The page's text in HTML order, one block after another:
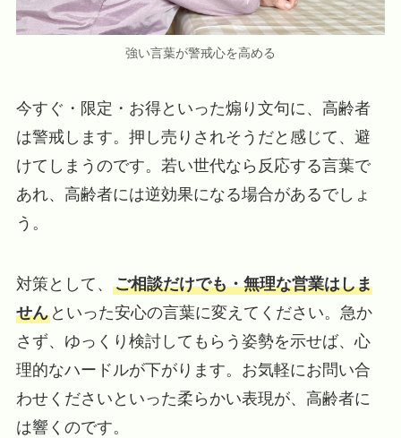
強い言葉が警戒心を高める
今すぐ・限定・お得といった煽り文句に、高齢者
は警戒します。押し売りされそうだと感じて、避
けてしまうのです。若い世代なら反応する言葉で
あれ、高齢者には逆効果になる場合があるでしょ
う。
対策として、 ご相談だけでも・無理な営業はしま
せんといった安心の言葉に変えてください。急か
さず、ゆっくり検討してもらう姿勢を示せば、心
理的なハードルが下がります。お気軽にお問い合
わせくださいといった柔らかい表現が、高齢者に
は響くのです。